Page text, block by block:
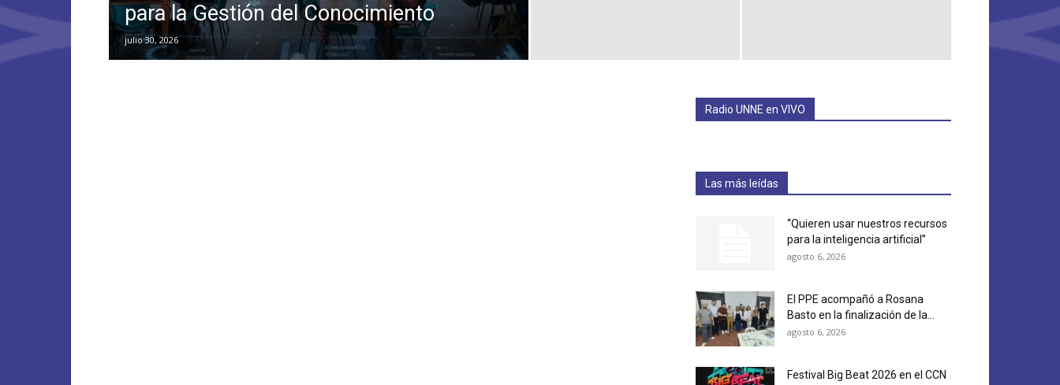
para la Gestión del Conocimiento
julio 30, 2026
Radio UNNE en VIVO
Las más leídas
“Quieren usar nuestros recursos
para la inteligencia artificial”
agosto 6, 2026
El PPE acompañó a Rosana
Basto en la finalización de la...
agosto 6, 2026
Festival Big Beat 2026 en el CCN